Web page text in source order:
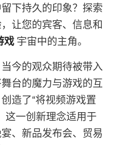
下持久的印象？探索
让您的宾客、信息和
戏 宇宙中的主角。
今的观众期待被带入
台的魔力与游戏的互
造了“将视频游戏置
这一创新理念适用于
、新品发布会、贸易